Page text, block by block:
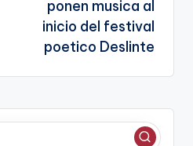
ponen musica al
inicio del festival
poetico Deslinte